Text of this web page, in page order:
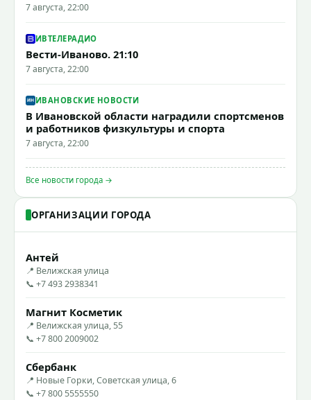
7 августа, 22:00
ИВТЕЛЕРАДИО
Вести-Иваново. 21:10
7 августа, 22:00
ИВАНОВСКИЕ НОВОСТИ
В Ивановской области наградили спортсменов
и работников физкультуры и спорта
7 августа, 22:00
Все новости города →
ОРГАНИЗАЦИИ ГОРОДА
Антей
📍 Велижская улица
📞 +7 493 2938341
Магнит Косметик
📍 Велижская улица, 55
📞 +7 800 2009002
Сбербанк
📍 Новые Горки, Советская улица, 6
📞 +7 800 5555550